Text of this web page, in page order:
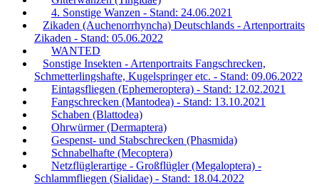
4. Sonstige Wanzen - Stand: 24.06.2021
Zikaden (Auchenorrhyncha) Deutschlands - Artenportraits
Zikaden - Stand: 05.06.2022
WANTED
Sonstige Insekten - Artenportraits Fangschrecken,
Schmetterlingshafte, Kugelspringer etc. - Stand: 09.06.2022
Eintagsfliegen (Ephemeroptera) - Stand: 12.02.2021
Fangschrecken (Mantodea) - Stand: 13.10.2021
Schaben (Blattodea)
Ohrwürmer (Dermaptera)
Gespenst- und Stabschrecken (Phasmida)
Schnabelhafte (Mecoptera)
Netzflüglerartige - Großflügler (Megaloptera) -
Schlammfliegen (Sialidae) - Stand: 18.04.2022